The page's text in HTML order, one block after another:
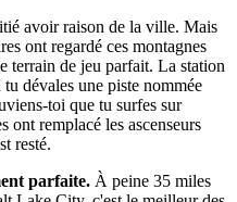
avoir raison de la ville. Mais
ont regardé ces montagnes
terrain de jeu parfait. La station
dévales une piste nommée
toi que tu surfes sur
ont remplacé les ascenseurs
resté.
parfaite. À peine 35 miles